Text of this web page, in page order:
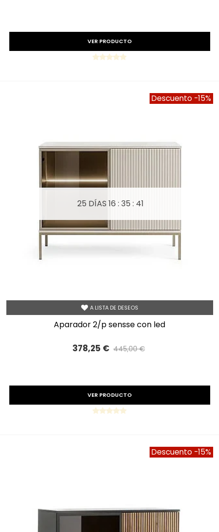
VER PRODUCTO
Descuento -15%
A LISTA DE DESEOS
25 DÍAS 16 : 35 : 39
aparador 2/p sensse con led
378,25 € 445,00 €
VER PRODUCTO
Descuento -15%